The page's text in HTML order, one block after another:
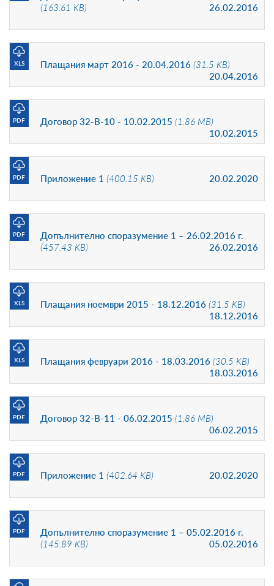
(163.61 KB)
26.02.2016
Плащания март 2016 - 20.04.2016 (31.5 KB)
20.04.2016
XLS
Договор 32-В-10 - 10.02.2015 (1.86 MB)
10.02.2015
PDF
Приложение 1 (400.15 KB) 20.02.2020
PDF
Допълнително споразумение 1 – 26.02.2016 г.
(457.43 KB)
26.02.2016
PDF
Плащания ноември 2015 - 18.12.2016 (31.5 KB)
18.12.2016
XLS
Плащания февруари 2016 - 18.03.2016 (30.5 KB)
18.03.2016
XLS
Договор 32-В-11 - 06.02.2015 (1.86 MB)
06.02.2015
PDF
Приложение 1 (402.64 KB) 20.02.2020
PDF
Допълнително споразумение 1 – 05.02.2016 г.
(145.89 KB)
05.02.2016
PDF